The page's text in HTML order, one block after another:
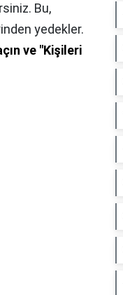
Bu,
yedekler.
ve "Kişileri